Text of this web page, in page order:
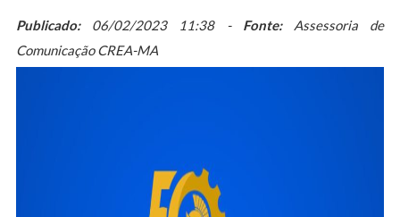
Publicado:06/02/2023 11:38 - Fonte:Assessoria de
Comunicação CREA-MA